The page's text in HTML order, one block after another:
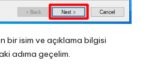
bir isim ve açıklama bilgisi
adıma geçelim.